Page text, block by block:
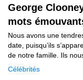
George
mots
Célébrités
Nous avons une
date, puisqu’ils
de notre famille. Ils
de moments que
mêmes. Et dans